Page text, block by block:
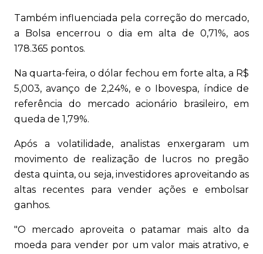
Também influenciada pela correção do mercado,
a Bolsa encerrou o dia em alta de 0,71%, aos
178.365 pontos.
Na quarta-feira, o dólar fechou em forte alta, a R$
5,003, avanço de 2,24%, e o Ibovespa, índice de
referência do mercado acionário brasileiro, em
queda de 1,79%.
Após a volatilidade, analistas enxergaram um
movimento de realização de lucros no pregão
desta quinta, ou seja, investidores aproveitando as
altas recentes para vender ações e embolsar
ganhos.
"O mercado aproveita o patamar mais alto da
moeda para vender por um valor mais atrativo, e